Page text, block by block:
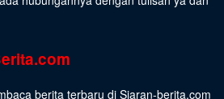
berita terbaru di Siaran-berita.com